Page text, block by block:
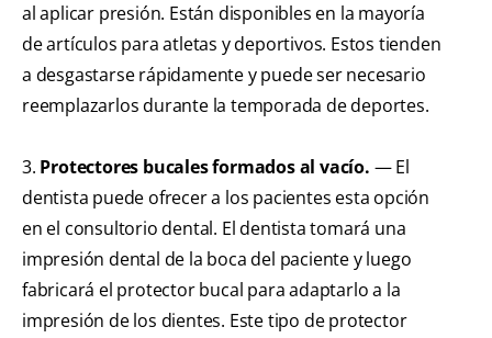
al aplicar presión. Están disponibles en la mayoría
de artículos para atletas y deportivos. Estos tienden
a desgastarse rápidamente y puede ser necesario
reemplazarlos durante la temporada de deportes.
3. Protectores bucales formados al vacío. — El
dentista puede ofrecer a los pacientes esta opción
en el consultorio dental. El dentista tomará una
impresión dental de la boca del paciente y luego
fabricará el protector bucal para adaptarlo a la
impresión de los dientes. Este tipo de protector